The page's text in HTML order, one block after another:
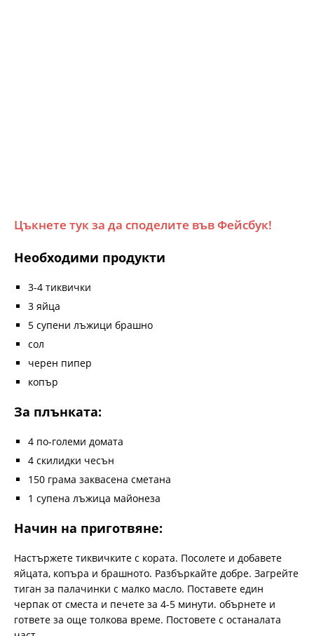
Цъкнете тук за да споделите във Фейсбук!
Необходими продукти
3-4 тиквички
3 яйца
5 супени лъжици брашно
сол
черен пипер
копър
За плънката:
4 по-големи домата
4 скилидки чесън
150 грама заквасена сметана
1 супена лъжица майонеза
Начин на приготвяне:
Настържете тиквичките с кората. Посолете и добавете
яйцата, копъра и брашното. Разбъркайте добре. Загрейте
тиган за палачинки с малко масло. Поставете един
черпак от сместа и печете за 4-5 минути. обърнете и
гответе за още толкова време. Постовете с останалата